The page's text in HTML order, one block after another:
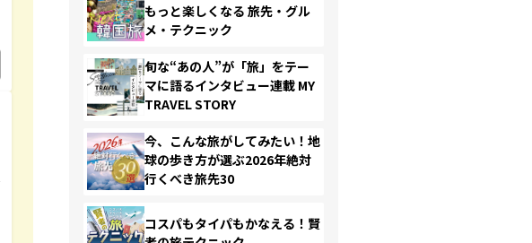
もっと楽しくなる 旅先・グル
メ・テクニック
旬な“あの人”が「旅」をテー
マに語るインタビュー連載 MY
TRAVEL STORY
今、こんな旅がしてみたい！地
球の歩き方が選ぶ2026年絶対
行くべき旅先30
コスパもタイパもかなえる！賢